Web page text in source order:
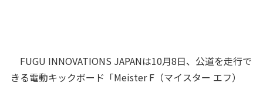
FUGU INNOVATIONS JAPANは10月8日、公道を走行で
きる電動キックボード「Meister F（マイスター エフ）